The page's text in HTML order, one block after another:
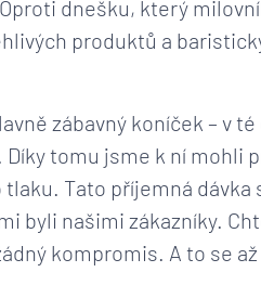
dnešku, který
produktů a
zábavný koníček – v
tomu jsme k ní mohli
Tato příjemná dávka
byli našimi zákazníky.
kompromis. A to se